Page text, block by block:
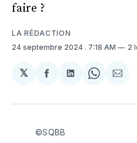
faire ?
LA RÉDACTION
24 septembre 2024 . 7:18 AM 2
𝕏
Partager
Facebook
Partager
LinkedIn
Share
©SQBB